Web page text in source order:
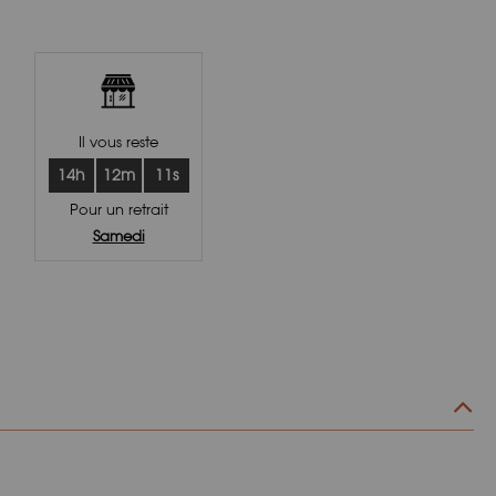
Il vous reste
14h 12m 10s
Pour un retrait
Samedi